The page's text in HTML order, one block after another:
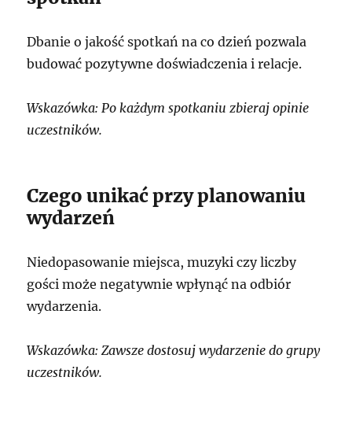
Dbanie o jakość spotkań na co dzień pozwala
budować pozytywne doświadczenia i relacje.
Wskazówka: Po każdym spotkaniu zbieraj opinie
uczestników.
Czego unikać przy planowaniu
wydarzeń
Niedopasowanie miejsca, muzyki czy liczby
gości może negatywnie wpłynąć na odbiór
wydarzenia.
Wskazówka: Zawsze dostosuj wydarzenie do grupy
uczestników.